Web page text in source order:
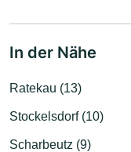
In der Nähe
Ratekau (13)
Stockelsdorf (10)
Scharbeutz (9)